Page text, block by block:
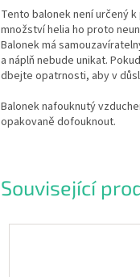
Související
Tento balonek není určený
množství helia ho proto
Balonek má
a náplň nebude unikat.
dbejte opatrnosti, aby v
Balonek nafouknutý
opakovaně dofouknout.